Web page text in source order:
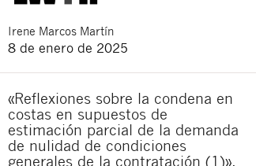
Irene Marcos Martín
8 de enero de 2025
«Reflexiones sobre la condena en
costas en supuestos de
estimación parcial de la demanda
de nulidad de condiciones
generales de la contratación (1)»,